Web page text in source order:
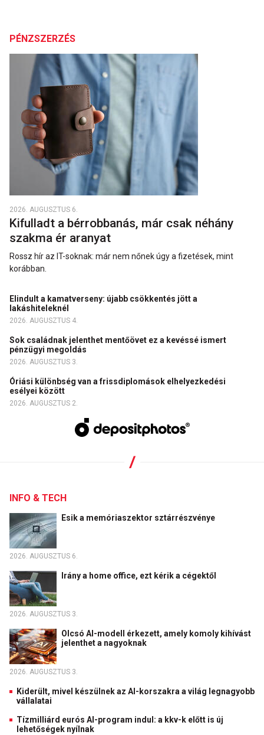
PÉNZSZERZÉS
2026. AUGUSZTUS 6.
Kifulladt a bérrobbanás, már csak néhány
szakma ér aranyat
Rossz hír az IT-soknak: már nem nőnek úgy a fizetések, mint
korábban.
Elindult a kamatverseny: újabb csökkentés jött a
lakáshiteleknél
2026. AUGUSZTUS 4.
Sok családnak jelenthet mentőövet ez a kevéssé ismert
pénzügyi megoldás
2026. AUGUSZTUS 3.
Óriási különbség van a frissdiplomások elhelyezkedési
esélyei között
2026. AUGUSZTUS 2.
INFO & TECH
Esik a memóriaszektor sztárrészvénye
2026. AUGUSZTUS 6.
Irány a home office, ezt kérik a cégektől
2026. AUGUSZTUS 3.
Olcsó AI-modell érkezett, amely komoly kihívást
jelenthet a nagyoknak
2026. AUGUSZTUS 3.
Kiderült, mivel készülnek az AI-korszakra a világ legnagyobb
vállalatai
Tízmilliárd eurós AI-program indul: a kkv-k előtt is új
lehetőségek nyílnak